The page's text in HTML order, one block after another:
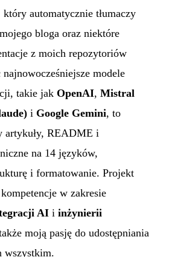
automatycznie tłumaczy
bloga oraz niektóre
z moich repozytoriów
modele
takie jak OpenAI, Mistral
i Google Gemini, to
artykuły, README i
na 14 języków,
i formatowanie. Projekt
w zakresie
AI i inżynierii
moją pasję do udostępniania
wszystkim.